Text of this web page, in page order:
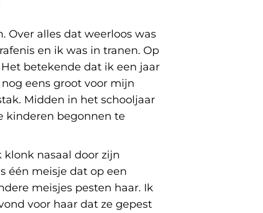
Over alles dat weerloos was
en ik was in tranen. Op
betekende dat ik een jaar
eens groot voor mijn
Midden in het schooljaar
kinderen begonnen te
klonk nasaal door zijn
één meisje dat op een
meisjes pesten haar. Ik
voor haar dat ze gepest